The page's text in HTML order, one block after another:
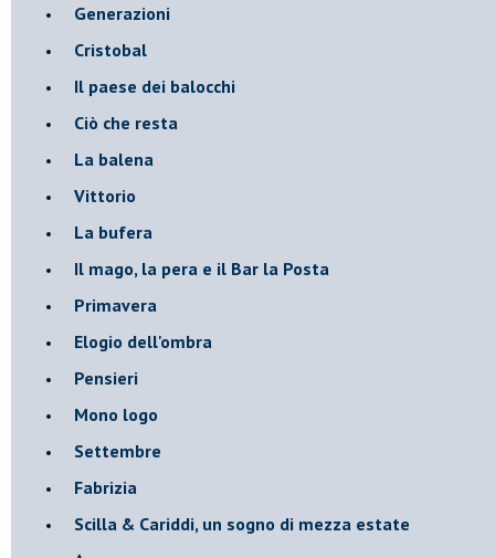
Generazioni
Cristobal
Il paese dei balocchi
Ciò che resta
La balena
Vittorio
La bufera
Il mago, la pera e il Bar la Posta
Primavera
Elogio dell'ombra
Pensieri
Mono logo
Settembre
Fabrizia
​Scilla & Cariddi, un sogno di mezza estate